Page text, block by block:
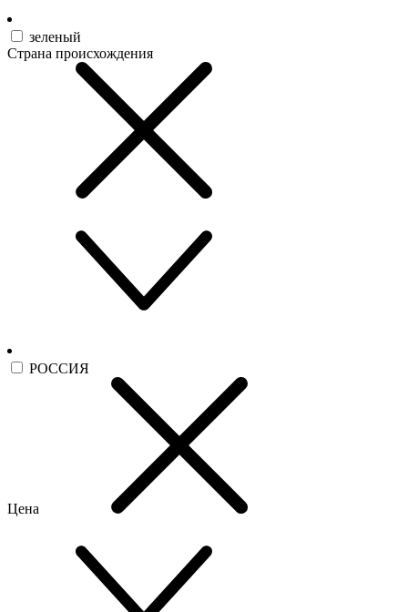
зеленый
Страна происхождения
РОССИЯ
Цена